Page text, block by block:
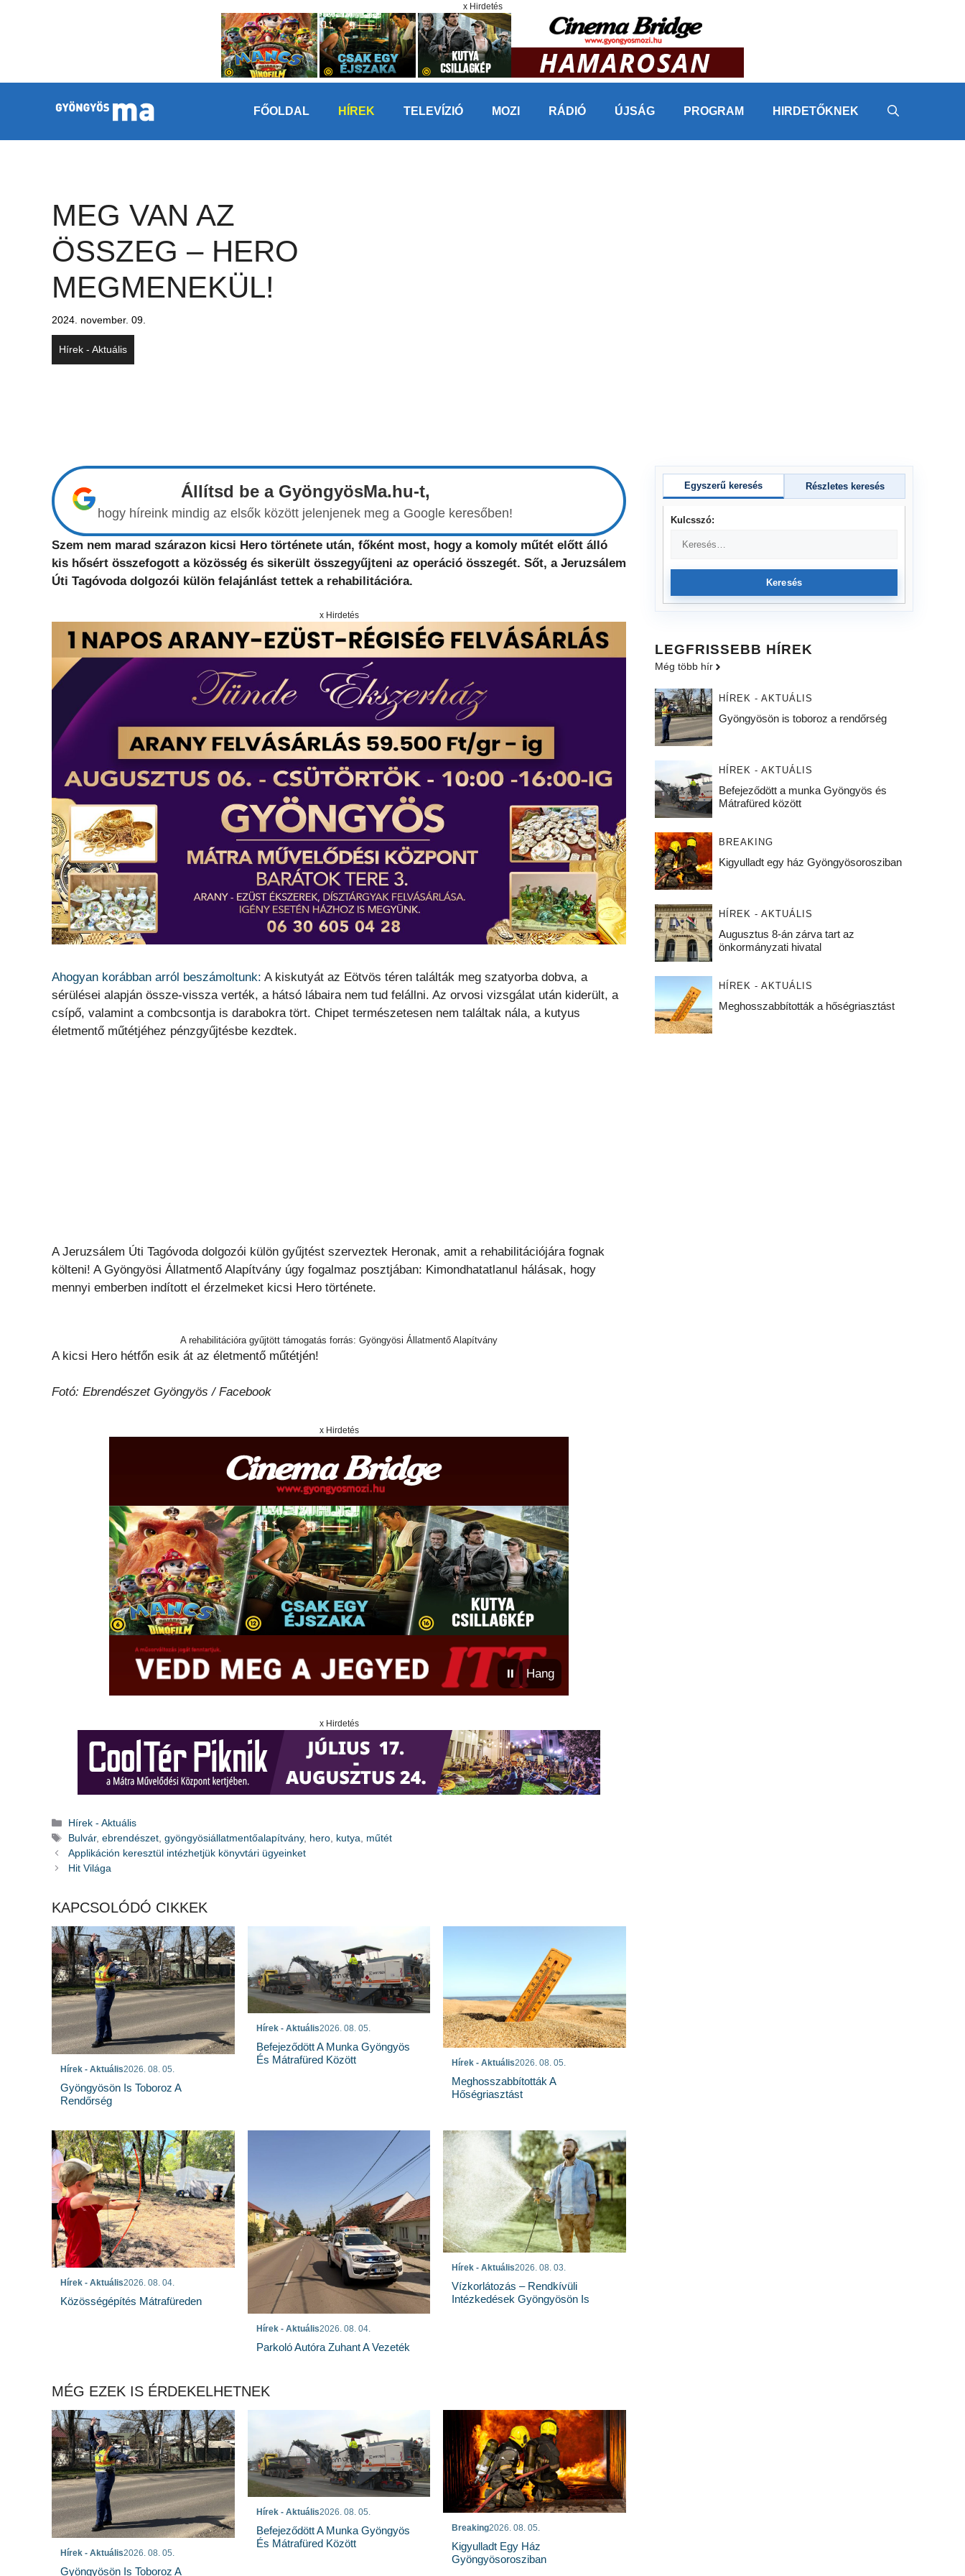
x Hirdetés
FŐOLDAL HÍREK TELEVÍZIÓ MOZI RÁDIÓ ÚJSÁG PROGRAM HIRDETŐKNEK
MEG VAN AZ
ÖSSZEG – HERO
MEGMENEKÜL!
2024. november. 09.
Hírek - Aktuális
Állítsd be a GyöngyösMa.hu-t,
hogy híreink mindig az elsők között jelenjenek meg a Google keresőben!
Szem nem marad szárazon kicsi Hero története után, főként most, hogy a komoly műtét előtt álló
kis hősért összefogott a közösség és sikerült összegyűjteni az operáció összegét. Sőt, a Jeruzsálem
Úti Tagóvoda dolgozói külön felajánlást tettek a rehabilitációra.
x Hirdetés
Ahogyan korábban arról beszámoltunk: A kiskutyát az Eötvös téren találták meg szatyorba dobva, a
sérülései alapján össze-vissza verték, a hátsó lábaira nem tud felállni. Az orvosi vizsgálat után kiderült, a
csípő, valamint a combcsontja is darabokra tört. Chipet természetesen nem találtak nála, a kutyus
életmentő műtétjéhez pénzgyűjtésbe kezdtek.
A Jeruzsálem Úti Tagóvoda dolgozói külön gyűjtést szerveztek Heronak, amit a rehabilitációjára fognak
költeni! A Gyöngyösi Állatmentő Alapítvány úgy fogalmaz posztjában: Kimondhatatlanul hálásak, hogy
mennyi emberben indított el érzelmeket kicsi Hero története.
A rehabilitációra gyűjtött támogatás forrás: Gyöngyösi Állatmentő Alapítvány
A kicsi Hero hétfőn esik át az életmentő műtétjén!
Fotó: Ebrendészet Gyöngyös / Facebook
x Hirdetés
⏸ Hang
x Hirdetés
Kategória
Hírek - Aktuális
Címkék
Bulvár,ebrendészet,gyöngyösiállatmentőalapítvány, hero, kutya, műtét
Applikáción keresztül intézhetjük könyvtári ügyeinket
Hit Világa
KAPCSOLÓDÓ CIKKEK
Hírek - Aktuális2026. 08. 05.
Gyöngyösön Is Toboroz A
Rendőrség
Hírek - Aktuális2026. 08. 05.
Befejeződött A Munka Gyöngyös
És Mátrafüred Között
Hírek - Aktuális2026. 08. 05.
Meghosszabbították A
Hőségriasztást
Hírek - Aktuális2026. 08. 04.
Közösségépítés Mátrafüreden
Hírek - Aktuális2026. 08. 04.
Parkoló Autóra Zuhant A Vezeték
Hírek - Aktuális2026. 08. 03.
Vízkorlátozás – Rendkívüli
Intézkedések Gyöngyösön Is
MÉG EZEK IS ÉRDEKELHETNEK
Hírek - Aktuális2026. 08. 05.
Gyöngyösön Is Toboroz A
Hírek - Aktuális2026. 08. 05.
Befejeződött A Munka Gyöngyös
És Mátrafüred Között
Breaking2026. 08. 05.
Kigyulladt Egy Ház
Gyöngyösorosziban
Egyszerű keresés Részletes keresés
Kulcsszó:
Keresés
LEGFRISSEBB HÍREK
Még több hír
HÍREK - AKTUÁLIS
Gyöngyösön is toboroz a rendőrség
HÍREK - AKTUÁLIS
Befejeződött a munka Gyöngyös és
Mátrafüred között
BREAKING
Kigyulladt egy ház Gyöngyösorosziban
HÍREK - AKTUÁLIS
Augusztus 8-án zárva tart az
önkormányzati hivatal
HÍREK - AKTUÁLIS
Meghosszabbították a hőségriasztást